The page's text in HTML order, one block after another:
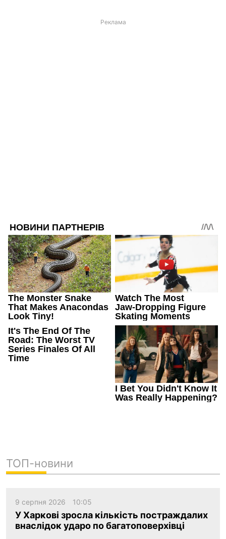
Реклама
ТОП-новини
9 серпня 2026 10:05
У Харкові зросла кількість постраждалих
внаслідок ударо по багатоповерхівці